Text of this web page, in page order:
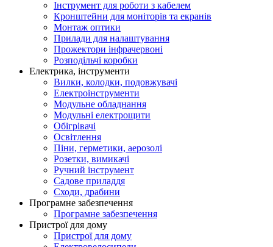
Інструмент для роботи з кабелем
Кронштейни для моніторів та екранів
Монтаж оптики
Прилади для налаштування
Прожектори інфрачервоні
Розподільчі коробки
Електрика, інструменти
Вилки, колодки, подовжувачі
Електроінструменти
Модульне обладнання
Модульні електрощити
Обігрівачі
Освітлення
Піни, герметики, аерозолі
Розетки, вимикачі
Ручний інструмент
Садове приладдя
Сходи, драбини
Програмне забезпечення
Програмне забезпечення
Пристрої для дому
Пристрої для дому